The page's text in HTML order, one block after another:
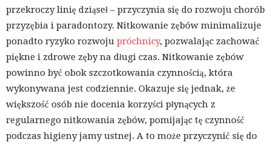
przekroczy linię dziąseł – przyczynia się do rozwoju chorób
przyzębia i paradontozy. Nitkowanie zębów minimalizuje
ponadto ryzyko rozwoju próchnicy, pozwalając zachować
piękne i zdrowe zęby na długi czas. Nitkowanie zębów
powinno być obok szczotkowania czynnością, która
wykonywana jest codziennie. Okazuje się jednak, że
większość osób nie docenia korzyści płynących z
regularnego nitkowania zębów, pomijając tę czynność
podczas higieny jamy ustnej. A to może przyczynić się do